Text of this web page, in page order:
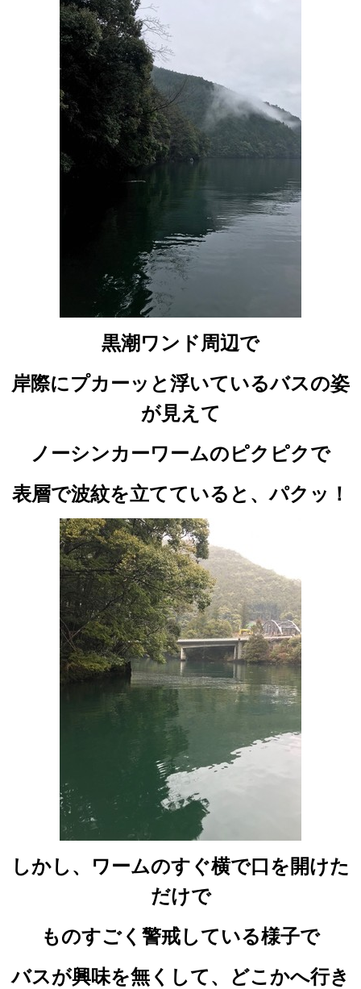
黒潮ワンド周辺で
岸際にプカーッと浮いているバスの姿
が見えて
ノーシンカーワームのピクピクで
表層で波紋を立てていると、パクッ！
しかし、ワームのすぐ横で口を開けた
だけで
ものすごく警戒している様子で
バスが興味を無くして、どこかへ行き